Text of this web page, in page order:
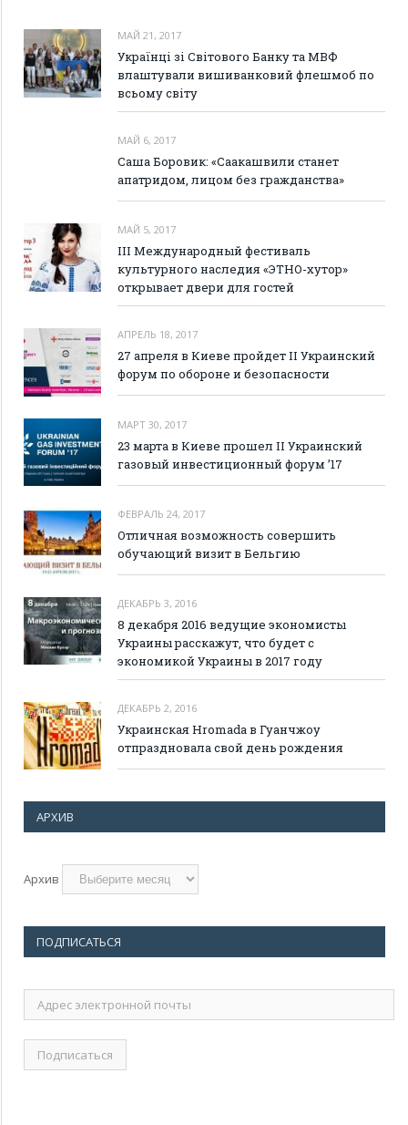
МАЙ 21, 2017
Українці зі Світового Банку та МВФ
влаштували вишиванковий флешмоб по
всьому світу
МАЙ 6, 2017
Саша Боровик: «Саакашвили станет
апатридом, лицом без гражданства»
МАЙ 5, 2017
III Международный фестиваль
культурного наследия «ЭТНО-хутор»
открывает двери для гостей
АПРЕЛЬ 18, 2017
27 апреля в Киеве пройдет II Украинский
форум по обороне и безопасности
МАРТ 30, 2017
23 марта в Киеве прошел II Украинский
газовый инвестиционный форум ’17
ФЕВРАЛЬ 24, 2017
Отличная возможность совершить
обучающий визит в Бельгию
ДЕКАБРЬ 3, 2016
8 декабря 2016 ведущие экономисты
Украины расскажут, что будет с
экономикой Украины в 2017 году
ДЕКАБРЬ 2, 2016
Украинская Hromada в Гуанчжоу
отпраздновала свой день рождения
АРХИВ
Архив
ПОДПИСАТЬСЯ
Адрес
электронной